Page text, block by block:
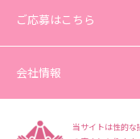
ご応募はこちら
会社情報
当サイトは性的